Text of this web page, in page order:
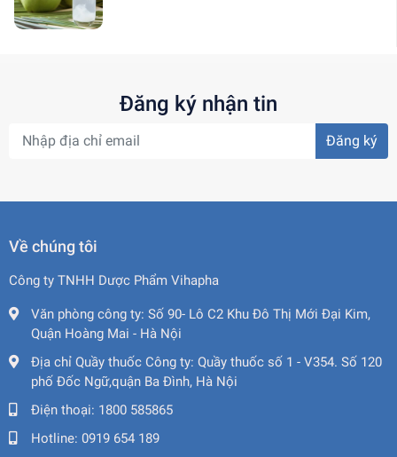
Đăng ký nhận tin
Đăng ký
Về chúng tôi
Công ty TNHH Dược Phẩm Vihapha
Văn phòng công ty: Số 90- Lô C2 Khu Đô Thị Mới Đại Kim,
Quận Hoàng Mai - Hà Nội
Địa chỉ Quầy thuốc Công ty: Quầy thuốc số 1 - V354. Số 120
phố Đốc Ngữ,quận Ba Đình, Hà Nội
Điện thoại: 1800 585865
Hotline: 0919 654 189